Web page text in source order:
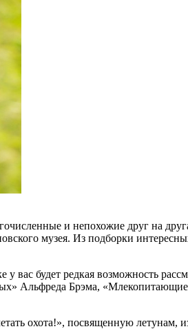
и непохожие друг на
музея. Из подборки
вас будет редкая возможность
Альфреда Брэма,
охота!», посвященную